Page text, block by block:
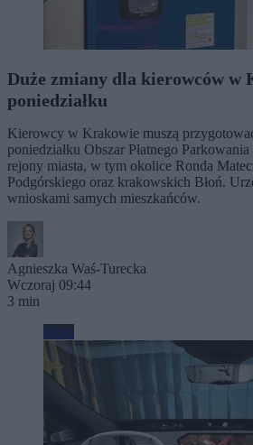
Duże zmiany dla kierowców w
poniedziałku
Kierowcy w Krakowie muszą
poniedziałku Obszar Płatnego
rejony miasta, w tym okolice Ronda
Podgórskiego oraz krakowskich Błoń.
wnioskami samych mieszkańców.
Agnieszka Waś-Turecka
Wczoraj 09:44
3 min
Moto